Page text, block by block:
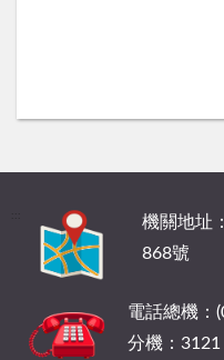
機關地址
868號
電話總機：
分機：3121